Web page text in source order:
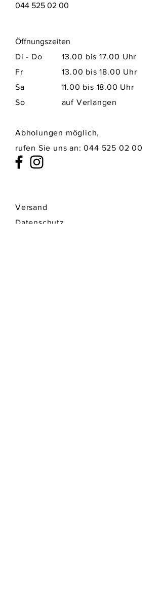
044 525 02 00
Öffnungszeiten
Di - Do 13.00 bis 17.00 Uhr
Fr 13.00 bis 18.00 Uhr
Sa​ 11.00 bis 18.00 Uhr
So auf Verlangen
Abholungen möglich,
rufen Sie uns an:044 525 02 00
Versand
Datenschutz